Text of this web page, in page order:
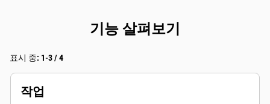
기능 살펴보기
표시 중: 1-3 / 4
작업